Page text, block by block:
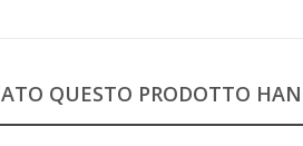
QUESTO PRODOTTO